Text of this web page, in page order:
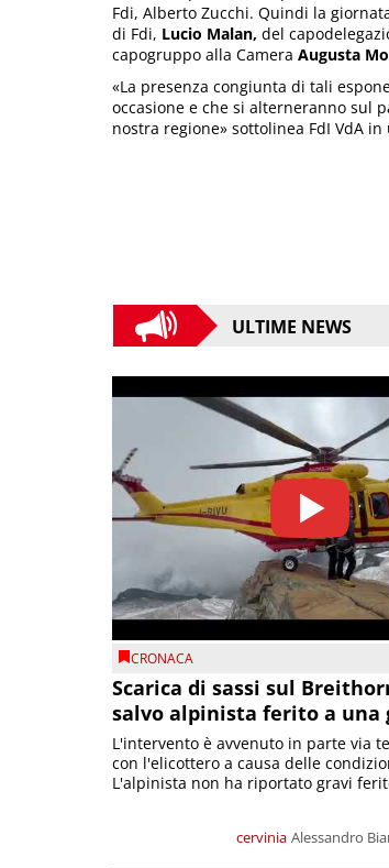
Fdi, Alberto Zucchi. Quindi la
di Fdi, Lucio Malan, del
capogruppo alla Camera Augusta
«La presenza congiunta di tali
occasione e che si alterneranno sul
nostra regione» sottolinea FdI VdA in
ULTIME NEWS
CRONACA
Scarica di sassi sul
salvo alpinista ferito a una
cervinia Alessandro
L'intervento è avvenuto in parte via
con l'elicottero a causa delle
L'alpinista non ha riportato gravi